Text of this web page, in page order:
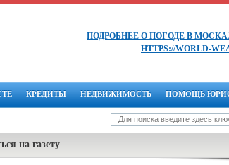
ПОДРОБНЕЕ О ПОГОДЕ В
HTTPS://WORLD-
КРЕДИТЫ НЕДВИЖИМОСТЬ ПОМОЩЬ
на газету